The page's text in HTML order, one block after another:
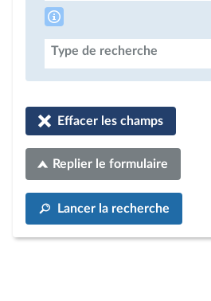
Type de recherche
Effacer les champs
Replier le formulaire
Lancer la recherche